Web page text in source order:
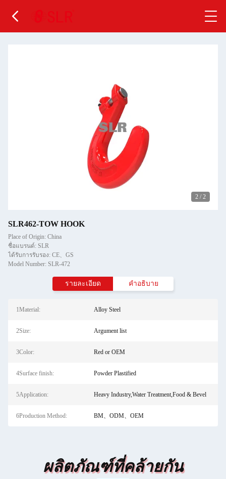
2 / 2
SLR462-TOW HOOK
Place of Origin: China
ชื่อแบรนด์: SLR
ได้รับการรับรอง: CE、GS
Model Number: SLR-472
รายละเอียด คำอธิบาย
1Material: Alloy Steel
2Size: Argument list
3Color: Red or OEM
4Surface finish: Powder Plastified
5Application: Heavy Industry,Water Treatment,Food & Bevel
6Production Method: BM、ODM、OEM
ผลิตภัณฑ์ที่คล้ายกัน